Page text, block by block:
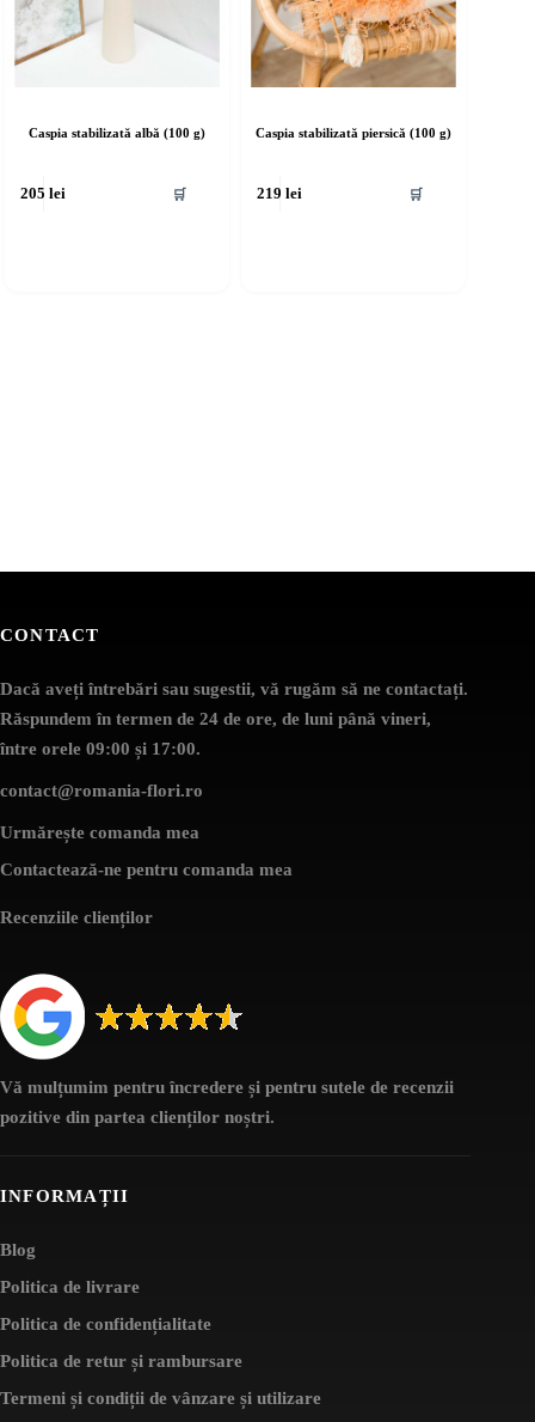
Caspia stabilizată albă (100 g)
205lei 🛒
Caspia stabilizată piersică (100 g)
219lei 🛒
CONTACT
Dacă aveți întrebări sau sugestii, vă rugăm să ne contactați.
Răspundem în termen de 24 de ore, de luni până vineri,
între orele 09:00 și 17:00.
contact@romania-flori.ro
Urmărește comanda mea
Contactează-ne pentru comanda mea
Recenziile clienților
Vă mulțumim pentru încredere și pentru sutele de recenzii
pozitive din partea clienților noștri.
INFORMAȚII
Blog
Politica de livrare
Politica de confidențialitate
Politica de retur și rambursare
Termeni și condiții de vânzare și utilizare